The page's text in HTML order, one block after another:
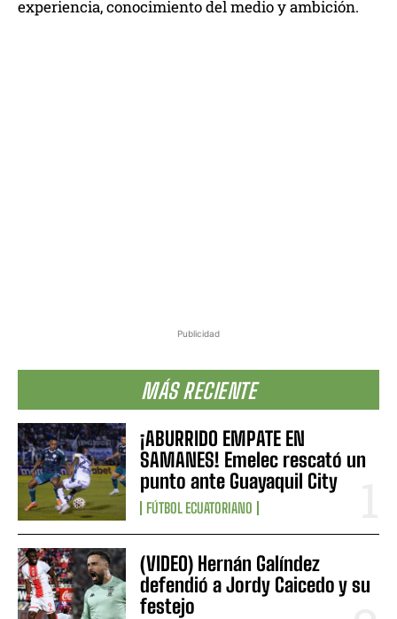
Publicidad
MÁS RECIENTE
¡ABURRIDO EMPATE EN
SAMANES! Emelec rescató un
punto ante Guayaquil City
FÚTBOL ECUATORIANO
(VIDEO) Hernán Galíndez
defendió a Jordy Caicedo y su
festejo
experiencia, conocimiento del medio y ambición.